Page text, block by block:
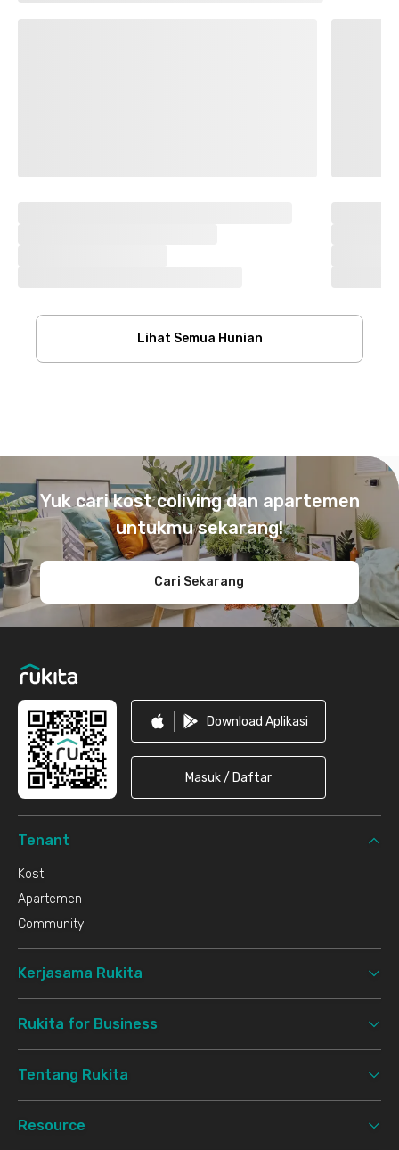
Lihat Semua Hunian
Yuk cari kost coliving dan apartemen
untukmu sekarang!
Cari Sekarang
Download Aplikasi
Masuk / Daftar
Tenant
Kost
Apartemen
Community
Kerjasama Rukita
Rukita for Business
Tentang Rukita
Resource